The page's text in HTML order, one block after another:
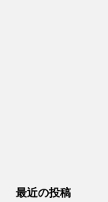
最近の投稿